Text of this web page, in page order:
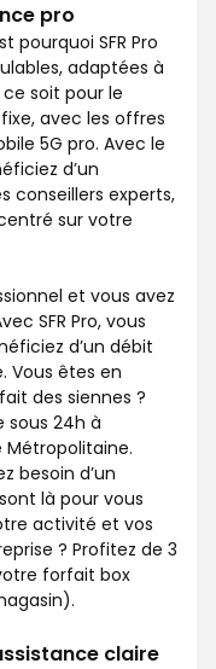
pro
pourquoi SFR Pro
adaptées à
soit pour le
avec les offres
5G pro. Avec le
d’un
conseillers experts,
sur votre
et vous avez
SFR Pro, vous
d’un débit
Vous êtes en
des siennes ?
sous 24h à
Métropolitaine.
besoin d’un
là pour vous
activité et vos
? Profitez de 3
forfait box
claire